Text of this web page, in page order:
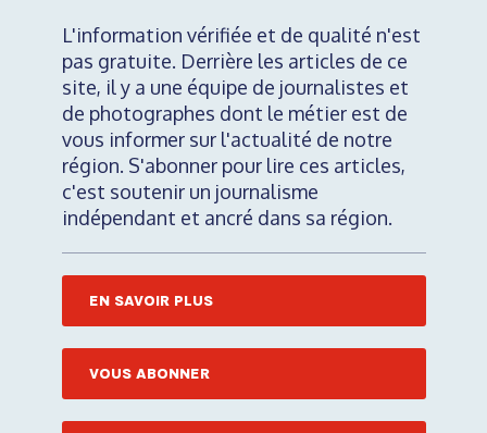
L'information vérifiée et de qualité n'est
pas gratuite. Derrière les articles de ce
site, il y a une équipe de journalistes et
de photographes dont le métier est de
vous informer sur l'actualité de notre
région. S'abonner pour lire ces articles,
c'est soutenir un journalisme
indépendant et ancré dans sa région.
EN SAVOIR PLUS
VOUS ABONNER